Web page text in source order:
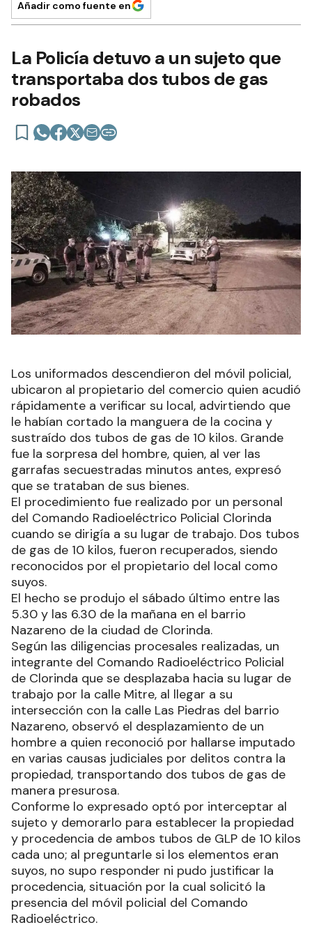
Añadir como fuente en
La Policía detuvo a un sujeto que
transportaba dos tubos de gas
robados
Los uniformados descendieron del móvil policial,
ubicaron al propietario del comercio quien acudió
rápidamente a verificar su local, advirtiendo que
le habían cortado la manguera de la cocina y
sustraído dos tubos de gas de 10 kilos. Grande
fue la sorpresa del hombre, quien, al ver las
garrafas secuestradas minutos antes, expresó
que se trataban de sus bienes.
El procedimiento fue realizado por un personal
del Comando Radioeléctrico Policial Clorinda
cuando se dirigía a su lugar de trabajo. Dos tubos
de gas de 10 kilos, fueron recuperados, siendo
reconocidos por el propietario del local como
suyos.
El hecho se produjo el sábado último entre las
5.30 y las 6.30 de la mañana en el barrio
Nazareno de la ciudad de Clorinda.
Según las diligencias procesales realizadas, un
integrante del Comando Radioeléctrico Policial
de Clorinda que se desplazaba hacia su lugar de
trabajo por la calle Mitre, al llegar a su
intersección con la calle Las Piedras del barrio
Nazareno, observó el desplazamiento de un
hombre a quien reconoció por hallarse imputado
en varias causas judiciales por delitos contra la
propiedad, transportando dos tubos de gas de
manera presurosa.
Conforme lo expresado optó por interceptar al
sujeto y demorarlo para establecer la propiedad
y procedencia de ambos tubos de GLP de 10 kilos
cada uno; al preguntarle si los elementos eran
suyos, no supo responder ni pudo justificar la
procedencia, situación por la cual solicitó la
presencia del móvil policial del Comando
Radioeléctrico.